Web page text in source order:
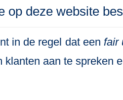
op deze website
in de regel dat een fair
klanten aan te spreken